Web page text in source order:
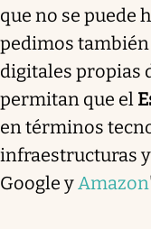
que no se puede
pedimos
digitales propias
permitan que el
en términos
infraestructuras
Google y Amazon